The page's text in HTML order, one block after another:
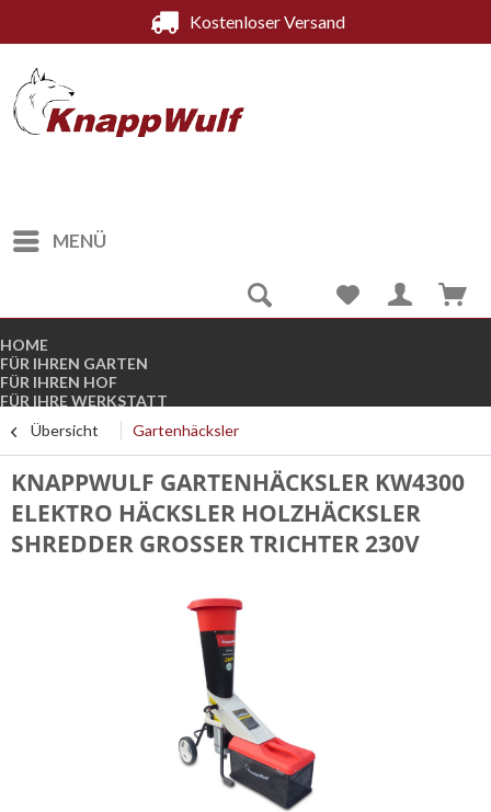
Kostenloser Versand
MENÜ
HOME
FÜR IHREN GARTEN
FÜR IHREN HOF
FÜR IHRE WERKSTATT
FÜR DEN WINTER
KOMPRESSOREN
STROMGENERATOREN
B-WARE
ALLGEMEIN
Übersicht Gartenhäcksler
KNAPPWULF GARTENHÄCKSLER KW4300
ELEKTRO HÄCKSLER HOLZHÄCKSLER
SHREDDER GROSSER TRICHTER 230V